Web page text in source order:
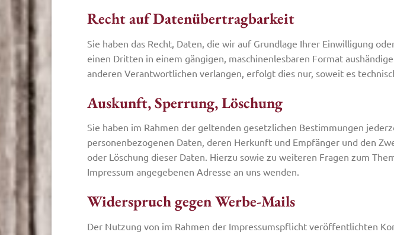
Recht auf Datenübertragbarkeit
Sie haben das Recht, Daten, die wir auf Grundlage Ihrer Einwilligung
einen Dritten in einem gängigen, maschinenlesbaren Format
anderen Verantwortlichen verlangen, erfolgt dies nur, soweit es
Auskunft, Sperrung, Löschung
Sie haben im Rahmen der geltenden gesetzlichen Bestimmungen
personenbezogenen Daten, deren Herkunft und Empfänger und den
oder Löschung dieser Daten. Hierzu sowie zu weiteren Fragen zum
Impressum angegebenen Adresse an uns wenden.
Widerspruch gegen Werbe-Mails
Der Nutzung von im Rahmen der Impressumspflicht veröffentlichten